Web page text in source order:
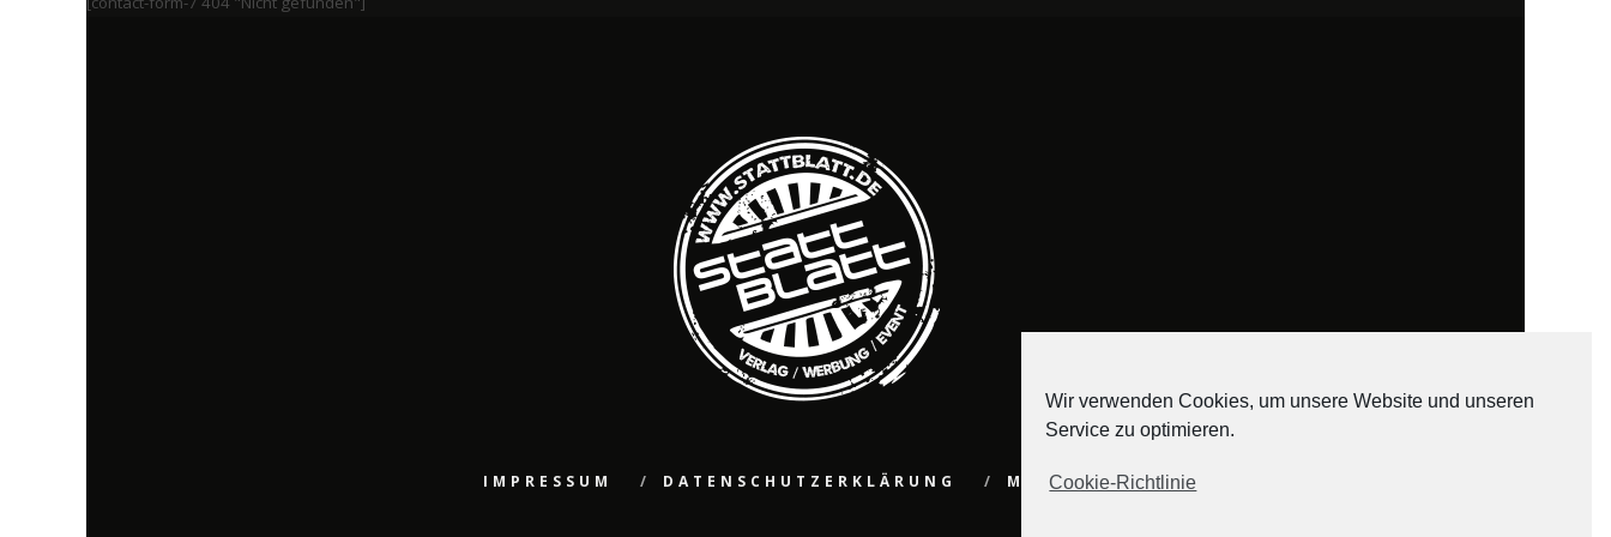
IMPRESSUM DATENSCHUTZERKLÄRUNG MEDIADATEN
Wir verwenden Cookies, um unsere Website und unseren
Service zu optimieren.
Cookie-Richtlinie